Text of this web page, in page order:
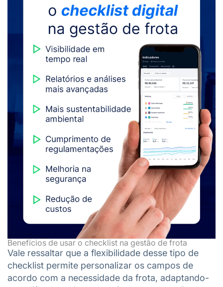
Benefícios de usar o checklist na gestão de frota
Vale ressaltar que a flexibilidade desse tipo de
checklist permite personalizar os campos de
acordo com a necessidade da frota, adaptando-